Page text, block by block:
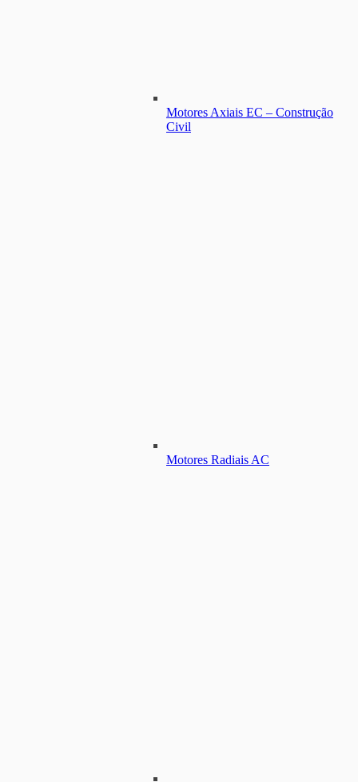
Motores Axiais EC – Construção
Civil
Motores Radiais AC